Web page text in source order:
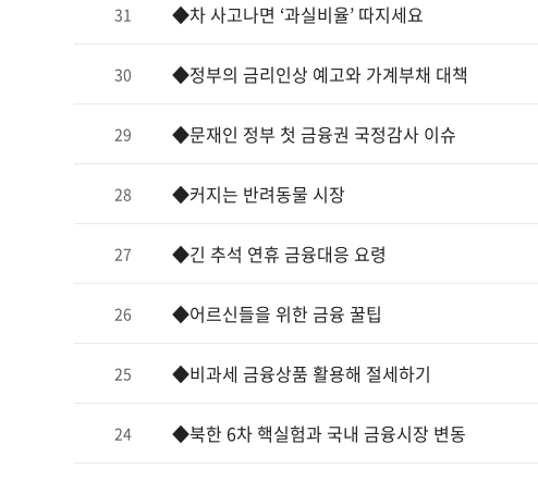
31 ◆차 사고나면 ‘과실비율’ 따지세요
30 ◆정부의 금리인상 예고와 가계부채 대책
29 ◆문재인 정부 첫 금융권 국정감사 이슈
28 ◆커지는 반려동물 시장
27 ◆긴 추석 연휴 금융대응 요령
26 ◆어르신들을 위한 금융 꿀팁
25 ◆비과세 금융상품 활용해 절세하기
24 ◆북한 6차 핵실험과 국내 금융시장 변동